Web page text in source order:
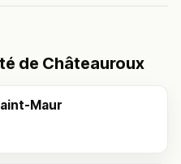
de Châteauroux
Maur